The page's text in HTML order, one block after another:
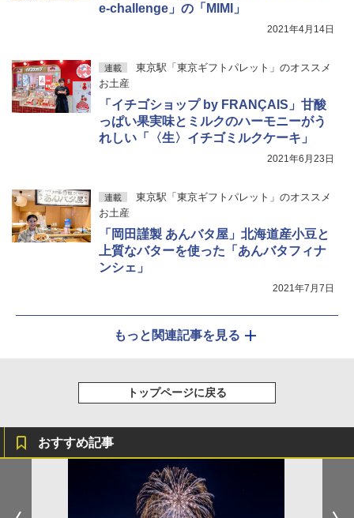
e-challenge」の「MIMI」
2021年4月14日
連載
東京駅「東京ギフトパレット」のオススメ
お土産
「イチゴショップ by FRANÇAIS」甘酸
っぱい果実味とミルクのハーモニーがう
れしい「〈生〉イチゴミルクケーキ」
2021年6月23日
連載
東京駅「東京ギフトパレット」のオススメ
お土産
「岡田謹製 あんバタ屋」北海道産小豆と
上質なバターを使った「あんバタフィナ
ンシェ」
2021年7月7日
もっと関連記事を見る
トップページに戻る
おすすめ記事